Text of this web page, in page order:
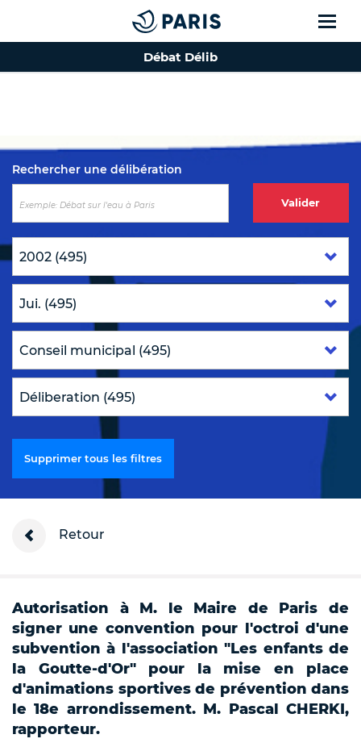
Top of the page
Débat Délib
Rechercher une délibération
Valider
Supprimer tous les filtres
Retour
Autorisation à M. le Maire de Paris de
signer une convention pour l'octroi d'une
subvention à l'association "Les enfants de
la Goutte-d'Or" pour la mise en place
d'animations sportives de prévention dans
le 18e arrondissement. M. Pascal CHERKI,
rapporteur.